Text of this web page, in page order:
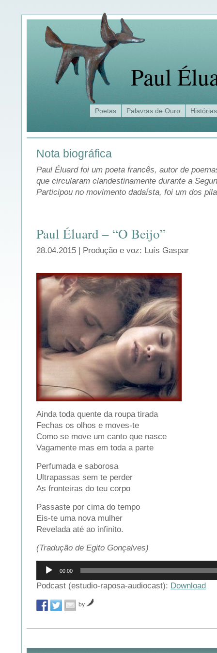
Paul
Poetas Palavras de Ouro Histórias
Nota biográfica
Paul Éluard foi um poeta francês, autor de
que circularam clandestinamente durante a
Participou no movimento dadaísta, foi um dos
Paul Éluard – “O Beijo”
28.04.2015 | Produção e voz: Luís Gaspar
Ainda toda quente da roupa tirada
Fechas os olhos e moves-te
Como se move um canto que nasce
Vagamente mas em toda a parte
Perfumada e saborosa
Ultrapassas sem te perder
As fronteiras do teu corpo
Passaste por cima do tempo
Eis-te uma nova mulher
Revelada até ao infinito.
(Tradução de Egito Gonçalves)
Reprodutor
áudio
00:00
Podcast (estudio-raposa-audiocast): Download
by